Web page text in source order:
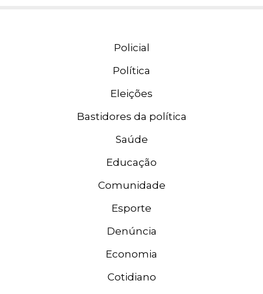
Policial
Política
Eleições
Bastidores da política
Saúde
Educação
Comunidade
Esporte
Denúncia
Economia
Cotidiano